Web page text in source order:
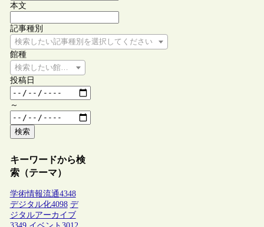
本文
記事種別
検索したい記事種別を選択してください
館種
検索したい館種を選択してください
投稿日
～
検索
キーワードから検
索（テーマ）
学術情報流通4348
デジタル化4098 デ
ジタルアーカイブ